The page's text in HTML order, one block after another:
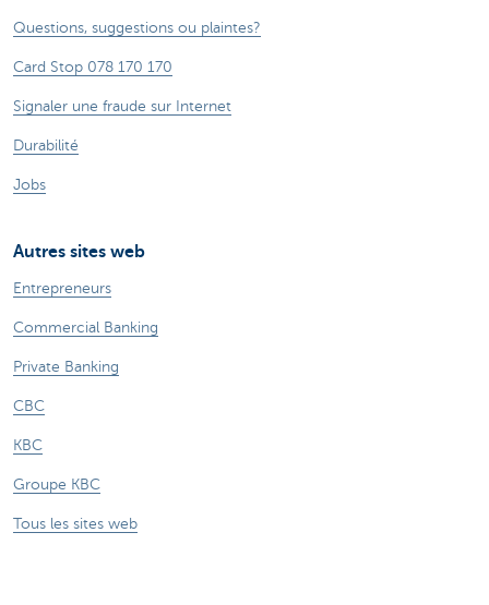
Questions, suggestions ou plaintes?
Card Stop 078 170 170
Signaler une fraude sur Internet
Durabilité
Jobs
Autres sites web
Entrepreneurs
Commercial Banking
Private Banking
CBC
KBC
Groupe KBC
Tous les sites web